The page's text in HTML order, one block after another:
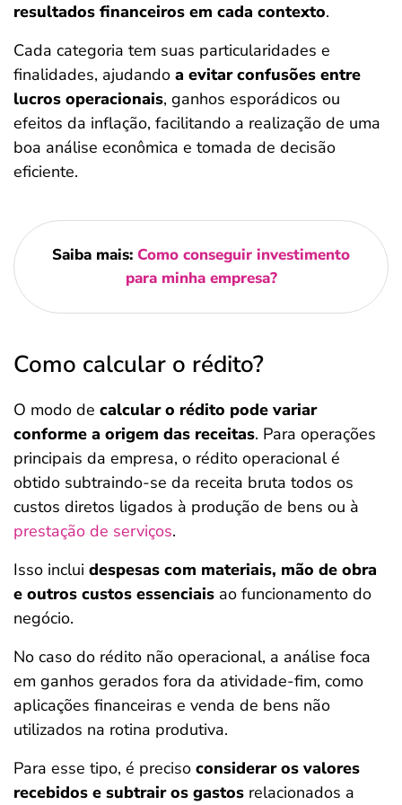
resultados financeiros em cada contexto.
Cada categoria tem suas particularidades e
finalidades, ajudando a evitar confusões entre
lucros operacionais, ganhos esporádicos ou
efeitos da inflação, facilitando a realização de uma
boa análise econômica e tomada de decisão
eficiente.
Saiba mais: Como conseguir investimento
para minha empresa?
Como calcular o rédito?
O modo de calcular o rédito pode variar
conforme a origem das receitas. Para operações
principais da empresa, o rédito operacional é
obtido subtraindo-se da receita bruta todos os
custos diretos ligados à produção de bens ou à
prestação de serviços.
Isso inclui despesas com materiais, mão de obra
e outros custos essenciais ao funcionamento do
negócio.
No caso do rédito não operacional, a análise foca
em ganhos gerados fora da atividade-fim, como
aplicações financeiras e venda de bens não
utilizados na rotina produtiva.
Para esse tipo, é preciso considerar os valores
recebidos e subtrair os gastos relacionados a